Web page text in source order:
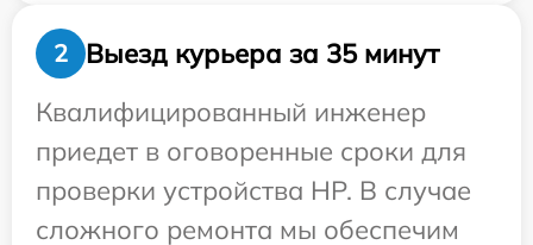
2
Выезд курьера за 35 минут
Квалифицированный инженер
приедет в оговоренные сроки для
проверки устройства HP. В случае
сложного ремонта мы обеспечим